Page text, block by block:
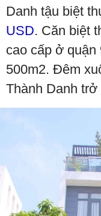
Danh tậu biệt
USD. Căn biệt
cao cấp ở quận
500m2. Đêm
Thành Danh trở